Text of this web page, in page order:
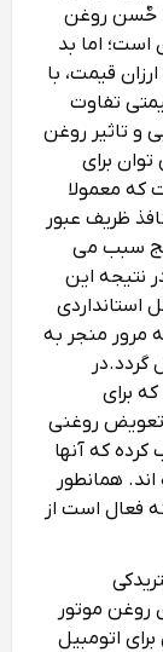
حٌسن روغن‌
است؛ اما بد
قیمت، با
تفاوت
و تاثیر روغن‌
برای
که معمولا
ظریف عبور
سبب می‌
نتیجه این
استانداردی
مرور منجر به
گردد.در
برای
روغنی
کرده که آنها
همانطور
فعال است از
روغن موتور
اتومبیل